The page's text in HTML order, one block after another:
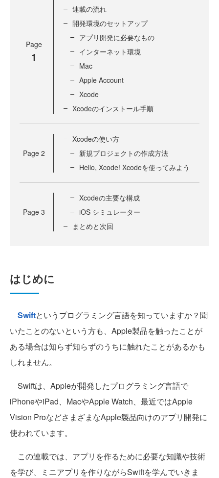
Page
1
連載の流れ
開発環境のセットアップ
アプリ開発に必要なもの
インターネット環境
Mac
Apple Account
Xcode
Xcodeのインストール手順
Page 2
Xcodeの使い方
新規プロジェクトの作成方法
Hello, Xcode! Xcodeを使ってみよう
Page 3
Xcodeの主要な構成
iOS シミュレーター
まとめと次回
はじめに
Swiftというプログラミング言語を知っていますか？聞
いたことのないという方も、Apple製品を触ったことが
ある場合は知らず知らずのうちに触れたことがあるかも
しれません。
Swiftは、Appleが開発したプログラミング言語で
iPhoneやiPad、MacやApple Watch、最近ではApple
Vision ProなどさまざまなApple製品向けのアプリ開発に
使われています。
この連載では、アプリを作るために必要な知識や技術
を学び、ミニアプリを作りながらSwiftを学んでいきま